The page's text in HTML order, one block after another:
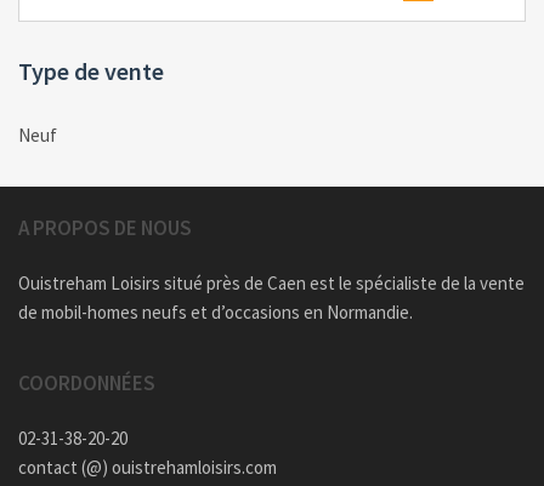
Type de vente
Neuf
A PROPOS DE NOUS
Ouistreham Loisirs situé près de Caen est le spécialiste de la vente
de mobil-homes neufs et d’occasions en Normandie.
COORDONNÉES
02-31-38-20-20
contact (@) ouistrehamloisirs.com